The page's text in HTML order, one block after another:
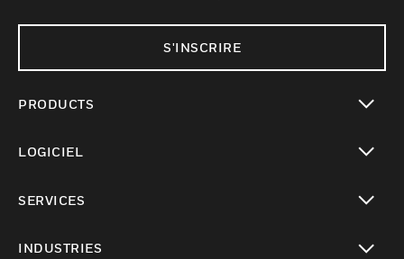
S'INSCRIRE
PRODUCTS
LOGICIEL
SERVICES
INDUSTRIES